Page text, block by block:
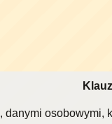
osobowymi,